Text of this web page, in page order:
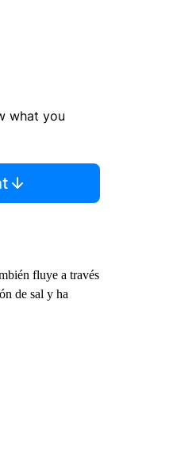
what you
fluye a través
de sal y ha